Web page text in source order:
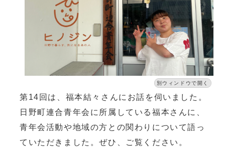
別ウィンドウで開く
第14回は、福本結々さんにお話を伺いました。
日野町連合青年会に所属している福本さんに、
青年会活動や地域の方との関わりについて語っ
ていただきました。ぜひ、ご覧ください。